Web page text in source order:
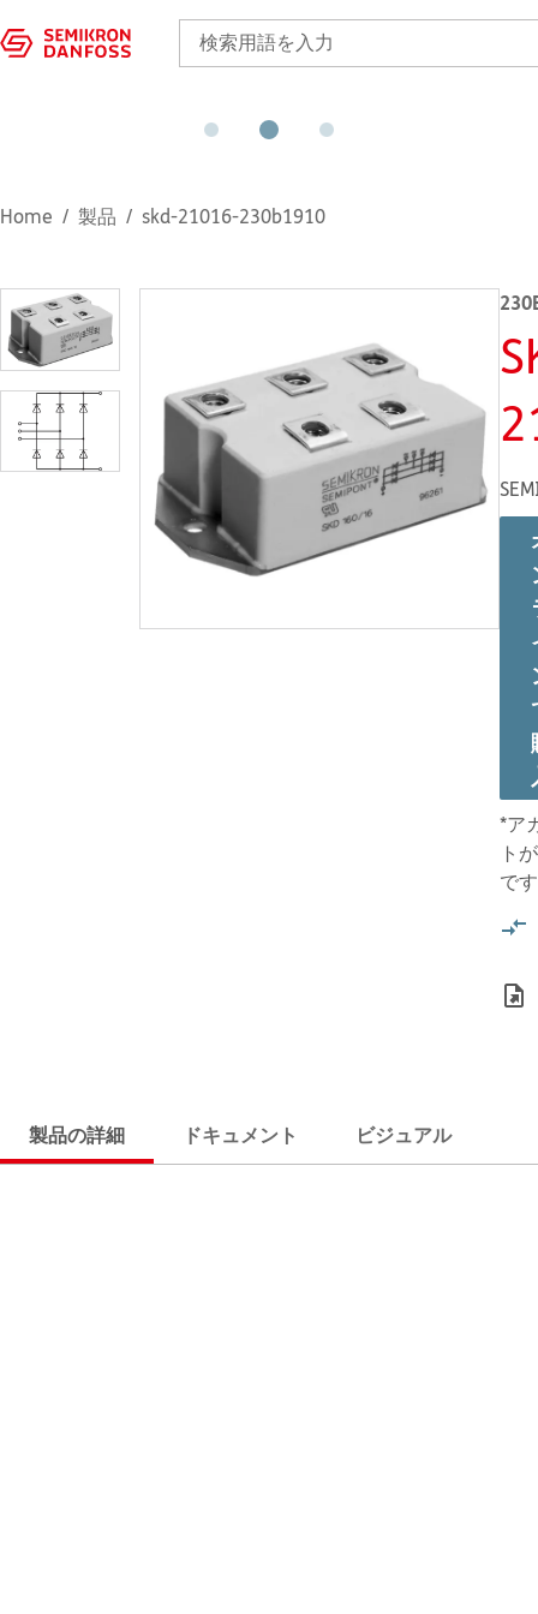
Home 製品 skd-21016-230b1910
*ア
ト
です
製品の詳細 ドキュメント ビジュアル